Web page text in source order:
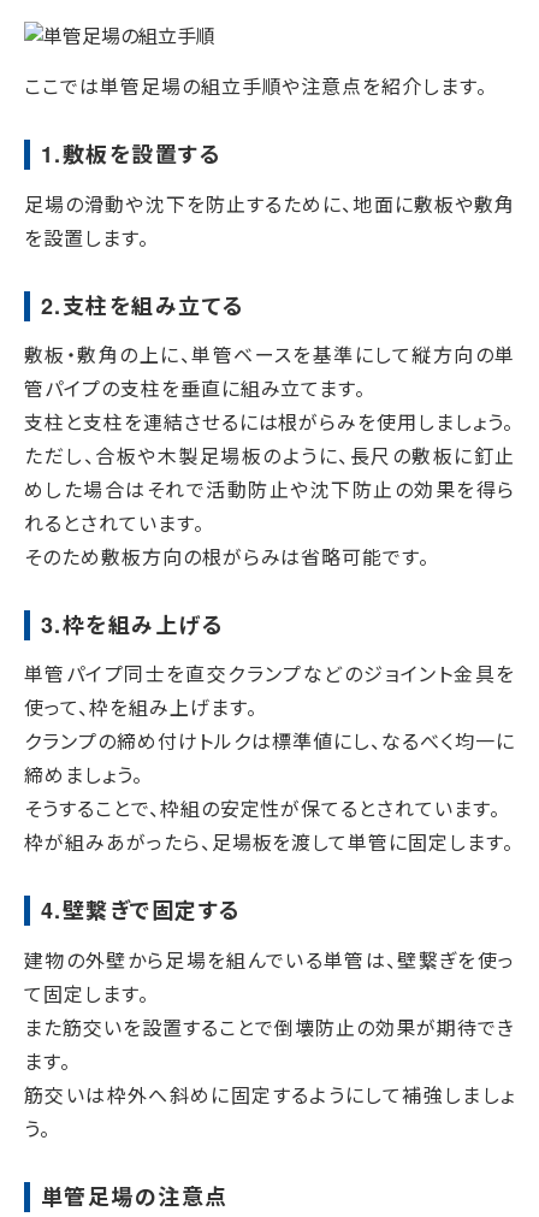
ここでは単管足場の組立手順や注意点を紹介します。
1.敷板を設置する
足場の滑動や沈下を防止するために、地面に敷板や敷角
を設置します。
2.支柱を組み立てる
敷板・敷角の上に、単管ベースを基準にして縦方向の単
管パイプの支柱を垂直に組み立てます。
支柱と支柱を連結させるには根がらみを使用しましょう。
ただし、合板や木製足場板のように、長尺の敷板に釘止
めした場合はそれで活動防止や沈下防止の効果を得ら
れるとされています。
そのため敷板方向の根がらみは省略可能です。
3.枠を組み上げる
単管パイプ同士を直交クランプなどのジョイント金具を
使って、枠を組み上げます。
クランプの締め付けトルクは標準値にし、なるべく均一に
締めましょう。
そうすることで、枠組の安定性が保てるとされています。
枠が組みあがったら、足場板を渡して単管に固定します。
4.壁繋ぎで固定する
建物の外壁から足場を組んでいる単管は、壁繋ぎを使っ
て固定します。
また筋交いを設置することで倒壊防止の効果が期待でき
ます。
筋交いは枠外へ斜めに固定するようにして補強しましょ
う。
単管足場の注意点